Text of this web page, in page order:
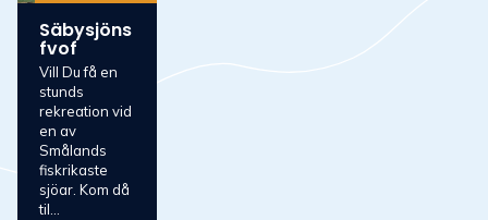
Säbysjöns
fvof
Vill Du få en
stunds
rekreation vid
en av
Smålands
fiskrikaste
sjöar. Kom då
til...